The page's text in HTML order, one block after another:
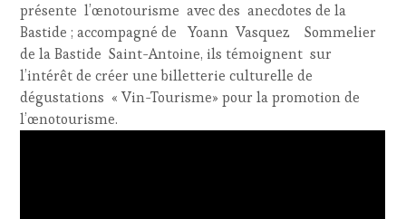
présente l’œnotourisme avec des anecdotes de la
Bastide ; accompagné de Yoann Vasquez Sommelier
de la Bastide Saint-Antoine, ils témoignent sur
l’intérêt de créer une billetterie culturelle de
dégustations « Vin-Tourisme» pour la promotion de
l’œnotourisme.